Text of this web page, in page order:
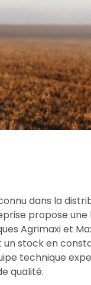
dans la
propose
Agrimaxi et
stock en
technique
qualité.